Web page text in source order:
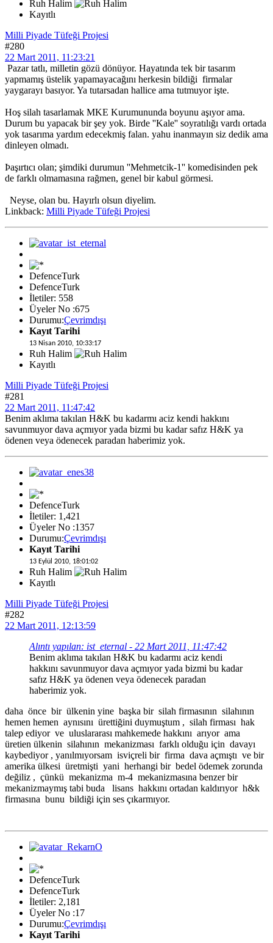
Ruh Halim
Kayıtlı
Milli Piyade Tüfeği Projesi
#280
22 Mart 2011, 11:23:21
Pazar tatlı, milletin gözü dönüyor. Hayatında tek bir tasarım
yapmamış üstelik yapamayacağını herkesin bildiği firmalar
yaygarayı basıyor. Ya tutarsadan hallice ama tutmuyor işte.
Hoş silah tasarlamak MKE Kurumununda boyunu aşıyor ama.
Durum bu yapacak bir şey yok. Birde ''Kale'' soyratılığı vardı ortada
yok tasarıma yardım edecekmiş falan. yahu inanmayın siz dedik ama
dinleyen olmadı.
Þaşırtıcı olan; şimdiki durumun ''Mehmetcik-1'' komedisinden pek
de farklı olmamasına rağmen, genel bir kabul görmesi.
Neyse, olan bu. Hayırlı olsun diyelim.
Linkback: Milli Piyade Tüfeği Projesi
DefenceTurk
DefenceTurk
İletiler: 558
Üyeler No :675
Durumu:Çevrimdışı
Kayıt Tarihi
13 Nisan 2010, 10:33:17
Ruh Halim
Kayıtlı
Milli Piyade Tüfeği Projesi
#281
22 Mart 2011, 11:47:42
Benim aklıma takılan H&K bu kadarmı aciz kendi hakkını
savunmuyor dava açmıyor yada bizmi bu kadar safız H&K ya
ödenen veya ödenecek paradan haberimiz yok.
DefenceTurk
İletiler: 1,421
Üyeler No :1357
Durumu:Çevrimdışı
Kayıt Tarihi
13 Eylül 2010, 18:01:02
Ruh Halim
Kayıtlı
Milli Piyade Tüfeği Projesi
#282
22 Mart 2011, 12:13:59
Alıntı yapılan: ist_eternal - 22 Mart 2011, 11:47:42
Benim aklıma takılan H&K bu kadarmı aciz kendi
hakkını savunmuyor dava açmıyor yada bizmi bu kadar
safız H&K ya ödenen veya ödenecek paradan
haberimiz yok.
daha önce bir ülkenin yine başka bir silah firmasının silahının
hemen hemen aynısını ürettiğini duymuştum , silah firması hak
talep ediyor ve uluslararası mahkemede hakkını arıyor ama
üretien ülkenin silahının mekanizması farklı olduğu için davayı
kaybediyor , yanılmıyorsam isviçreli bir firma dava açmıştı ve bir
amerika ülkesi üretmişti yani herhangi bir bedel ödemek zorunda
değiliz , çünkü mekanizma m-4 mekanizmasına benzer bir
mekanizmaymış tabi buda lisans hakkını ortadan kaldırıyor h&k
firmasına bunu bildiği için ses çıkarmıyor.
DefenceTurk
DefenceTurk
İletiler: 2,181
Üyeler No :17
Durumu:Çevrimdışı
Kayıt Tarihi